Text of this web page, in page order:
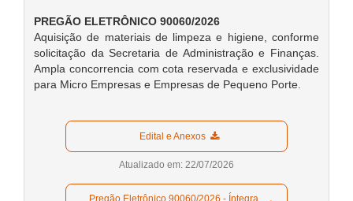
PREGÃO ELETRÔNICO 90060/2026
Aquisição de materiais de limpeza e higiene, conforme
solicitação da Secretaria de Administração e Finanças.
Ampla concorrencia com cota reservada e exclusividade
para Micro Empresas e Empresas de Pequeno Porte.
  Edital e Anexos
Atualizado em: 22/07/2026